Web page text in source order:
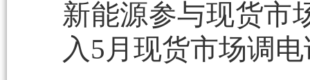
新能源参与现货市
入5月现货市场调